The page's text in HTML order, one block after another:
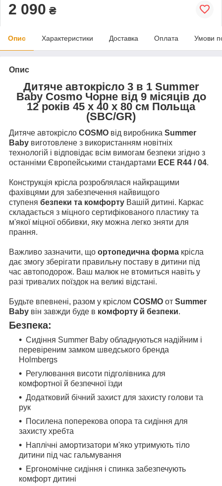
2 090 ₴
Опис Характеристики Доставка Оплата Умови
Опис
Дитяче автокрісло 3 в 1 Summer
Baby Cosmo Чорне від 9 місяців до
12 років 45 х 40 х 80 см Польща
(SBC/GR)
Дитяче автокрісло COSMO від виробника Summer
Baby виготовлене з використанням новітніх
технологій і відповідає всім вимогам безпеки згідно з
останніми Європейськими стандартами ECE R44 / 04.
Конструкція крісла розроблялася найкращими
фахівцями для забезпечення найвищого
ступеня безпеки та комфорту Вашій дитині. Каркас
складається з міцного сертифікованого пластику та
м'якої міцної оббивки, яку можна легко зняти для
прання.
Важливо зазначити, що ортопедична форма крісла
дає змогу зберігати правильну поставу в дитини під
час автоподорож. Ваш малюк не втомиться навіть у
разі тривалих поїздок на великі відстані.
Будьте впевнені, разом у кріслом COSMO от Summer
Baby він завжди буде в комфорту й безпеки.
Безпека:
Сидіння Summer Baby обладнуються надійним і
перевіреним замком шведського бренда
Holmbergs
Регулювання висоти підголівника для
комфортної й безпечної їзди
Додатковий бічний захист для захисту голови та
рук
Посилена поперекова опора та сидіння для
захисту хребта
Наплічні амортизатори м'яко утримують тіло
дитини під час гальмування
Ергономічне сидіння і спинка забезпечують
комфорт дитині